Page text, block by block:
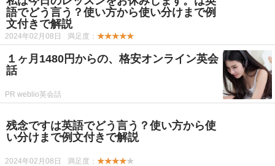
語でどう言う？使い方から使い分けまで例
文付きで解説
2024年02月08日 満足度： ★★★★★
１ヶ月1480円からの、格安オンライン英会
話
PR weblio英会話
残念ですは英語でどう言う？使い方から使
い分けまで例文付きで解説
2024年02月08日 満足度： ★★★★★